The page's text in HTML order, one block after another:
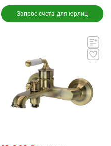
Запрос счета для юрлиц